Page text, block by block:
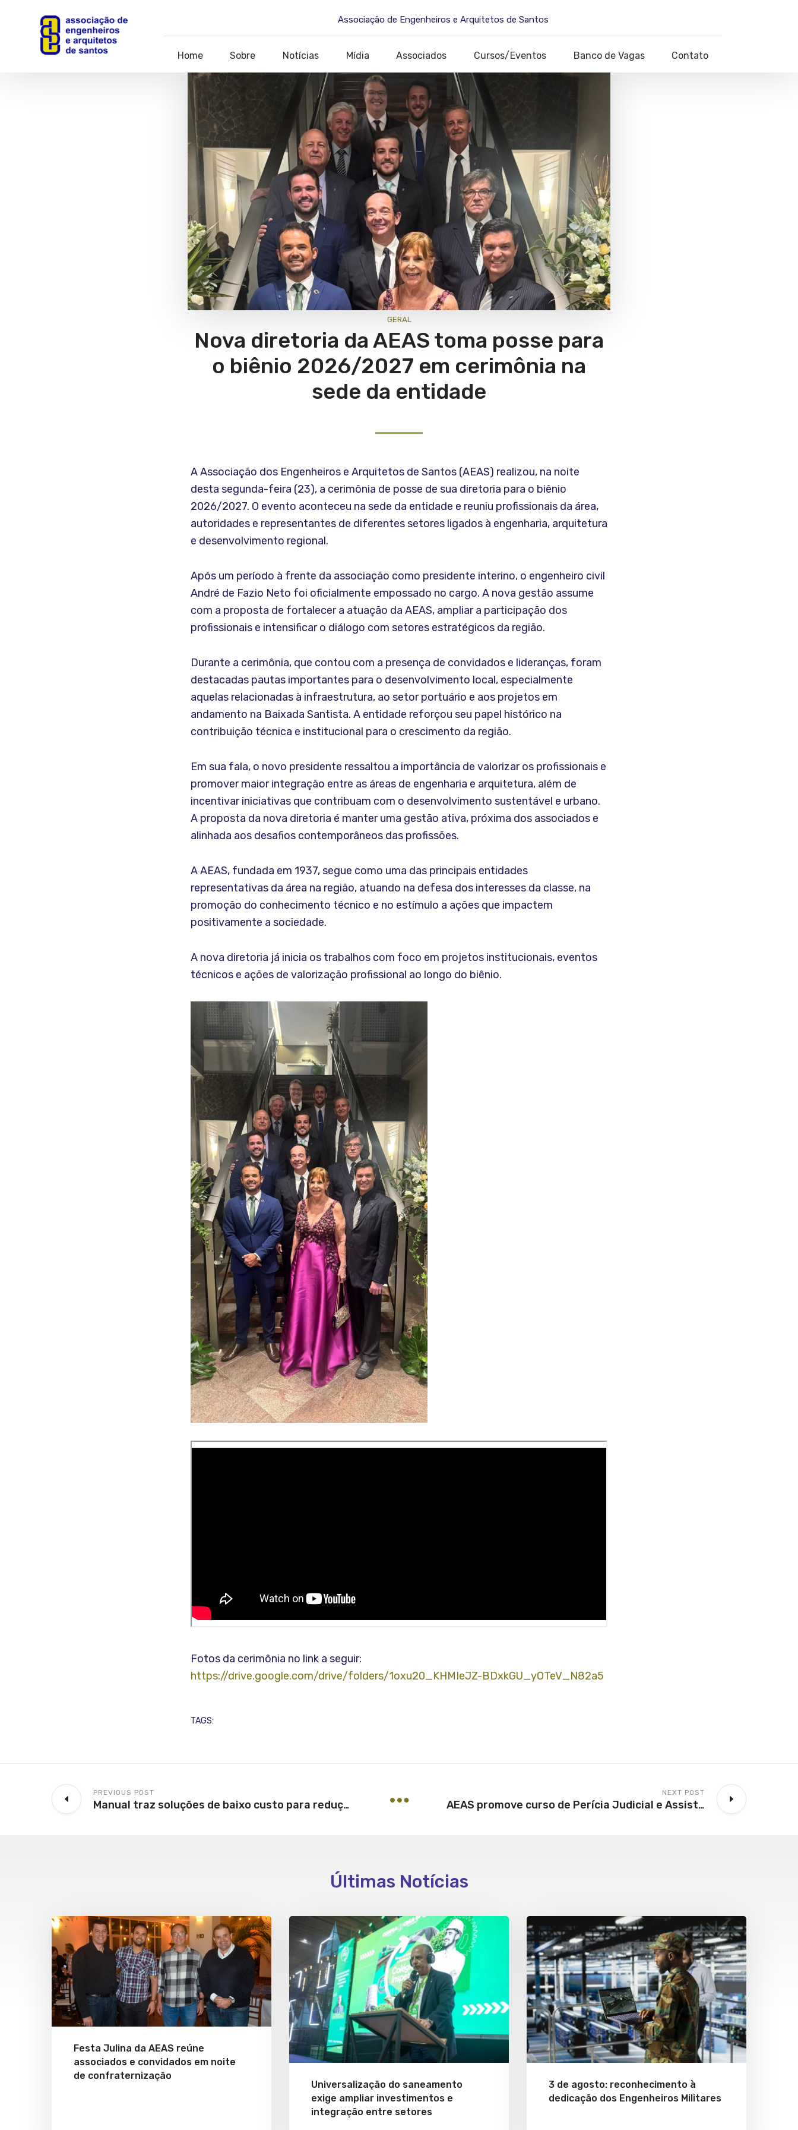
Associação de Engenheiros e Arquitetos de Santos
Home Sobre Notícias Mídia Associados Cursos/Eventos Banco de Vagas Contato
GERAL
Nova diretoria da AEAS toma posse para
o biênio 2026/2027 em cerimônia na
sede da entidade
A Associação dos Engenheiros e Arquitetos de Santos (AEAS) realizou, na noite
desta segunda-feira (23), a cerimônia de posse de sua diretoria para o biênio
2026/2027. O evento aconteceu na sede da entidade e reuniu profissionais da área,
autoridades e representantes de diferentes setores ligados à engenharia, arquitetura
e desenvolvimento regional.
Após um período à frente da associação como presidente interino, o engenheiro civil
André de Fazio Neto foi oficialmente empossado no cargo. A nova gestão assume
com a proposta de fortalecer a atuação da AEAS, ampliar a participação dos
profissionais e intensificar o diálogo com setores estratégicos da região.
Durante a cerimônia, que contou com a presença de convidados e lideranças, foram
destacadas pautas importantes para o desenvolvimento local, especialmente
aquelas relacionadas à infraestrutura, ao setor portuário e aos projetos em
andamento na Baixada Santista. A entidade reforçou seu papel histórico na
contribuição técnica e institucional para o crescimento da região.
Em sua fala, o novo presidente ressaltou a importância de valorizar os profissionais e
promover maior integração entre as áreas de engenharia e arquitetura, além de
incentivar iniciativas que contribuam com o desenvolvimento sustentável e urbano.
A proposta da nova diretoria é manter uma gestão ativa, próxima dos associados e
alinhada aos desafios contemporâneos das profissões.
A AEAS, fundada em 1937, segue como uma das principais entidades
representativas da área na região, atuando na defesa dos interesses da classe, na
promoção do conhecimento técnico e no estímulo a ações que impactem
positivamente a sociedade.
A nova diretoria já inicia os trabalhos com foco em projetos institucionais, eventos
técnicos e ações de valorização profissional ao longo do biênio.
Fotos da cerimônia no link a seguir:
https://drive.google.com/drive/folders/1oxu20_KHMIeJZ-BDxkGU_yOTeV_N82a5
TAGS:
PREVIOUS POST
Manual traz soluções de baixo custo para redução de sinistros de trânsito
NEXT POST
AEAS promove curso de Perícia Judicial e Assistência Técnica em Insalubridade e Periculosidade
Últimas Notícias
Festa Julina da AEAS reúne
associados e convidados em noite
de confraternização
Universalização do saneamento
exige ampliar investimentos e
integração entre setores
3 de agosto: reconhecimento à
dedicação dos Engenheiros Militares